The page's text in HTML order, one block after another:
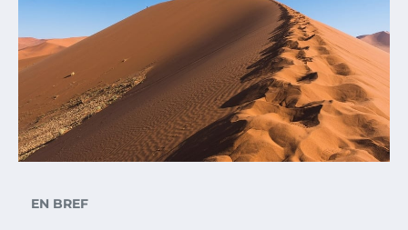
EN BREF